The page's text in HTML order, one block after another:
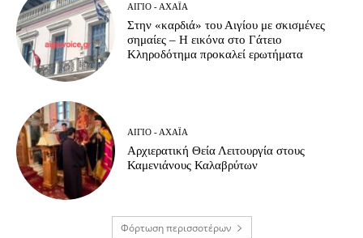
ΑΊΓΙΟ - ΑΧΑΪ́Α
Στην «καρδιά» του Αιγίου με σκισμένες
σημαίες – Η εικόνα στο Γάτειο
Κληροδότημα προκαλεί ερωτήματα
ΑΊΓΙΟ - ΑΧΑΪ́Α
Αρχιερατική Θεία Λειτουργία στους
Καμενιάνους Καλαβρύτων
Φόρτωση περισσοτέρων